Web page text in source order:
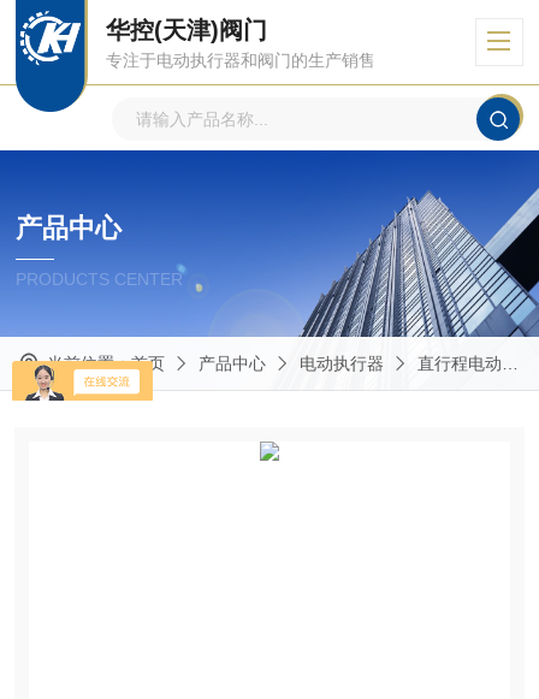
华控(天津)阀门
专注于电动执行器和阀门的生产销售
产品中心
PRODUCTS CENTER
当前位置：首页 产品中心 电动执行器 直行程电动执行器